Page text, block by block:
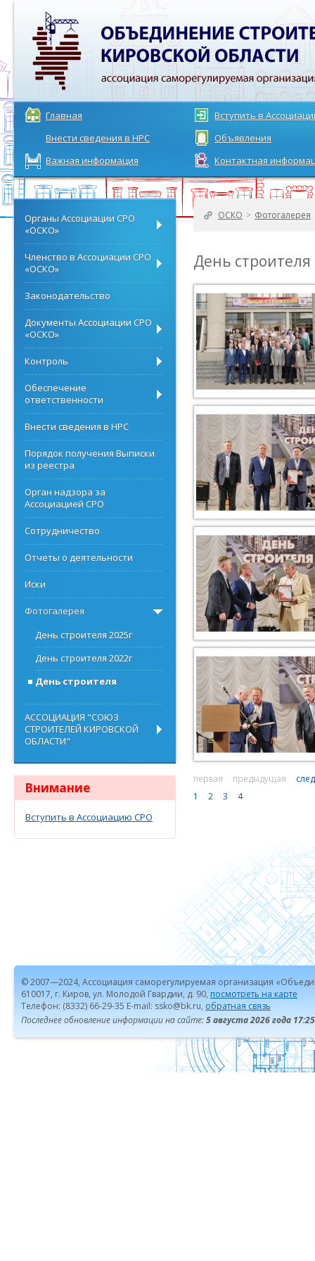
Главная
Вступить в
Внести сведения в НРС
Объявления
Важная информация
Контактная
ОСКО > Фотогалерея
День строителя
первая предыдущая
1
2 3 4
Органы Ассоциации СРО
«ОСКО»
Членство в Ассоциации СРО
«ОСКО»
Законодательство
Документы Ассоциации СРО
«ОСКО»
Контроль
Обеспечение
ответственности
Внести сведения в НРС
Порядок получения Выписки
из реестра
Орган надзора за
Ассоциацией СРО
Сотрудничество
Отчеты о деятельности
Иски
Фотогалерея
День строителя 2025г
День строителя 2022г
День строителя
АССОЦИАЦИЯ "СОЮЗ
СТРОИТЕЛЕЙ КИРОВСКОЙ
ОБЛАСТИ"
Внимание
Вступить в Ассоциацию СРО
© 2007—2024, Ассоциация саморегулируемая организация
610017, г. Киров, ул. Молодой Гвардии, д. 90, посмотреть на карте
Телефон: (8332) 66-29-35 E-mail: ssko@bk.ru, обратная связь
Последнее обновление информации на сайте:5 августа 2026 года 17:25